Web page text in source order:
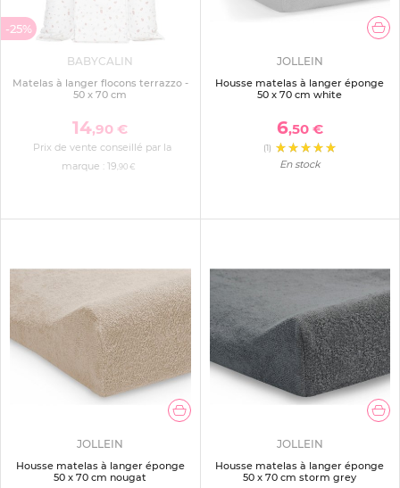
-25%
BABYCALIN
Matelas à langer flocons terrazzo -
50 x 70 cm
14,90 €
Prix de vente conseillé par la
marque : 19,90 €
JOLLEIN
Housse matelas à langer éponge
50 x 70 cm white
6,50 €
(1)
En stock
JOLLEIN
Housse matelas à langer éponge
50 x 70 cm nougat
JOLLEIN
Housse matelas à langer éponge
50 x 70 cm storm grey